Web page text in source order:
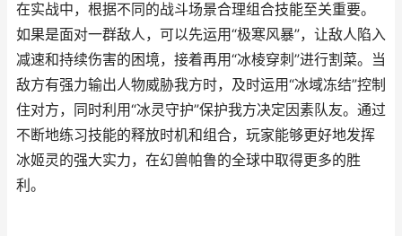
在实战中，根据不同的战斗场景合理组合技能至关重要。
如果是面对一群敌人，可以先运用“极寒风暴”，让敌人陷入
减速和持续伤害的困境，接着再用“冰棱穿刺”进行割菜。当
敌方有强力输出人物威胁我方时，及时运用“冰域冻结”控制
住对方，同时利用“冰灵守护”保护我方决定因素队友。通过
不断地练习技能的释放时机和组合，玩家能够更好地发挥
冰姬灵的强大实力，在幻兽帕鲁的全球中取得更多的胜
利。